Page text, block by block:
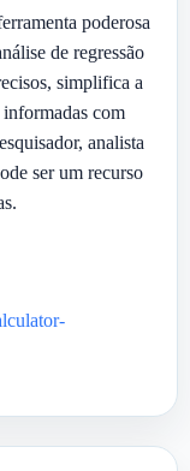
poderosa
de regressão
simplifica a
informadas com
analista
ser um recurso